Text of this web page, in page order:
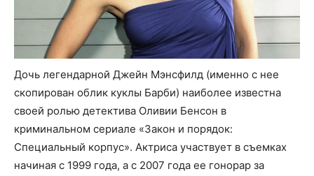
Дочь легендарной Джейн Мэнсфилд (именно с нее
скопирован облик куклы Барби) наиболее известна
своей ролью детектива Оливии Бенсон в
криминальном сериале «Закон и порядок:
Специальный корпус». Актриса участвует в съемках
начиная с 1999 года, а с 2007 года ее гонорар за